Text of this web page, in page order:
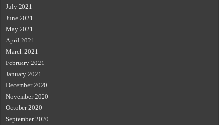
July 2021
June 2021
May 2021
April 2021
March 2021
February 2021
January 2021
December 2020
November 2020
October 2020
September 2020